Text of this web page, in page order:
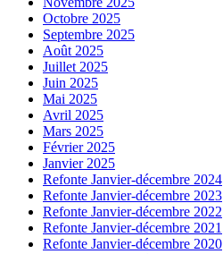
Octobre 2025
Septembre 2025
Août 2025
Juillet 2025
Juin 2025
Mai 2025
Avril 2025
Mars 2025
Février 2025
Janvier 2025
Refonte Janvier-décembre 2024
Refonte Janvier-décembre 2023
Refonte Janvier-décembre 2022
Refonte Janvier-décembre 2021
Refonte Janvier-décembre 2020